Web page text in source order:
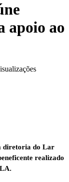
apoio ao
diretoria do Lar
realizado